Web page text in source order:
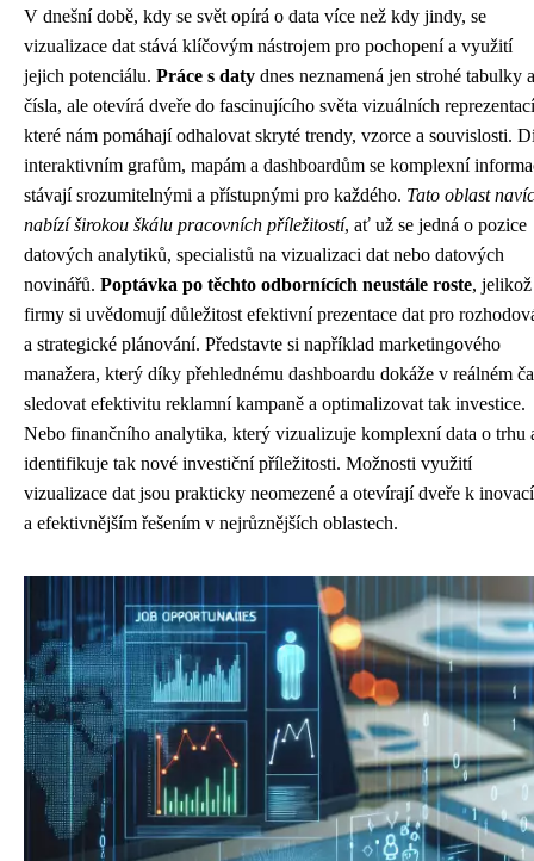
V dnešní době, kdy se svět opírá o data více než kdy jindy, se
vizualizace dat stává klíčovým nástrojem pro pochopení a využití
jejich potenciálu. Práce s daty dnes neznamená jen strohé tabulky a
čísla, ale otevírá dveře do fascinujícího světa vizuálních
které nám pomáhají odhalovat skryté trendy, vzorce a souvislosti.
interaktivním grafům, mapám a dashboardům se komplexní
stávají srozumitelnými a přístupnými pro každého. Tato oblast navíc
nabízí širokou škálu pracovních příležitostí, ať už se jedná o pozice
datových analytiků, specialistů na vizualizaci dat nebo datových
novinářů. Poptávka po těchto odbornících neustále roste, jelikož
firmy si uvědomují důležitost efektivní prezentace dat pro
a strategické plánování. Představte si například marketingového
manažera, který díky přehlednému dashboardu dokáže v reálném
sledovat efektivitu reklamní kampaně a optimalizovat tak investice.
Nebo finančního analytika, který vizualizuje komplexní data o trhu
identifikuje tak nové investiční příležitosti. Možnosti využití
vizualizace dat jsou prakticky neomezené a otevírají dveře k
a efektivnějším řešením v nejrůznějších oblastech.